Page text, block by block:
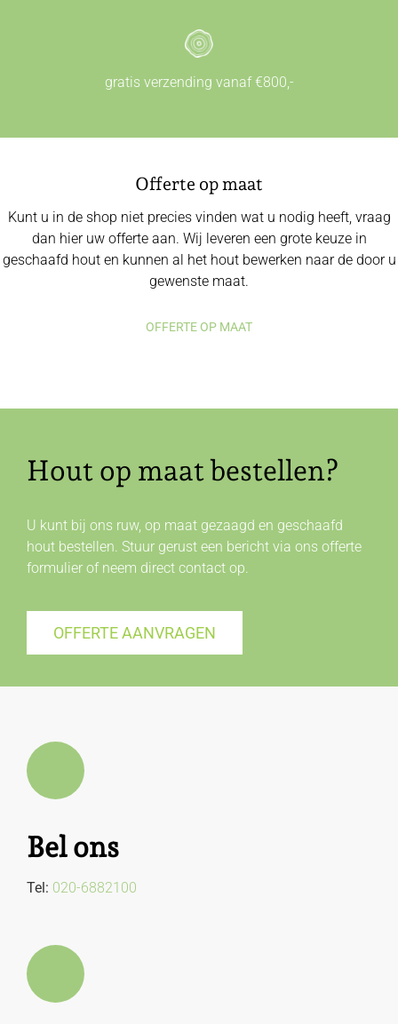
gratis verzending vanaf €800,-
Offerte op maat
Kunt u in de shop niet precies vinden wat u nodig heeft, vraag
dan hier uw offerte aan. Wij leveren een grote keuze in
geschaafd hout en kunnen al het hout bewerken naar de door u
gewenste maat.
OFFERTE OP MAAT
Hout op maat bestellen?
U kunt bij ons ruw, op maat gezaagd en geschaafd
hout bestellen. Stuur gerust een bericht via ons offerte
formulier of neem direct contactop.
OFFERTE AANVRAGEN
Bel ons
Tel: 020-6882100